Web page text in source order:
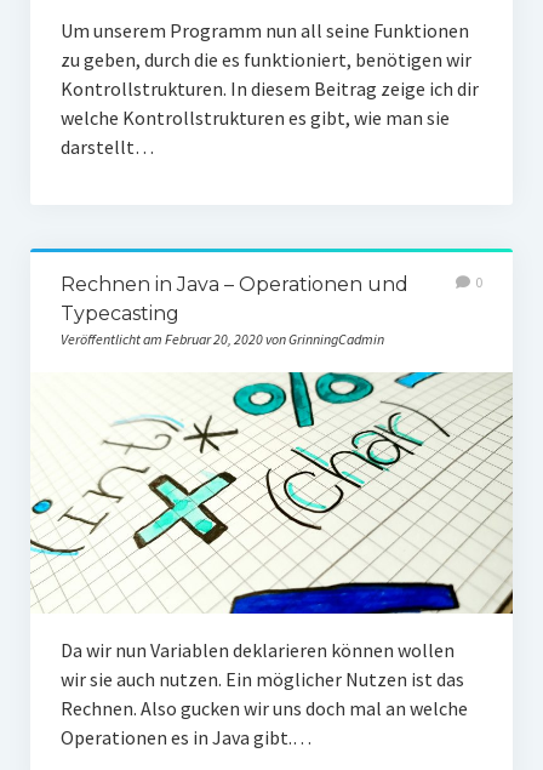
Um unserem Programm nun all seine Funktionen
zu geben, durch die es funktioniert, benötigen wir
Kontrollstrukturen. In diesem Beitrag zeige ich dir
welche Kontrollstrukturen es gibt, wie man sie
darstellt…
Rechnen in Java – Operationen und
Typecasting
Veröffentlicht am Februar 20, 2020 von GrinningCadmin
0
Da wir nun Variablen deklarieren können wollen
wir sie auch nutzen. Ein möglicher Nutzen ist das
Rechnen. Also gucken wir uns doch mal an welche
Operationen es in Java gibt.…